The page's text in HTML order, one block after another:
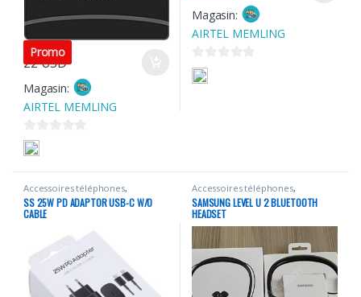
Promo
22USD
Magasin:
AIRTEL MEMLING
0
s
r
5
Magasin:
AIRTEL MEMLING
0
s
Accessoires téléphones,
Portables
SS 25W PD ADAPTOR USB-C W/O
CABLE
Accessoires téléphones,
Portables
SAMSUNG LEVEL U 2 BLUETOOTH
HEADSET